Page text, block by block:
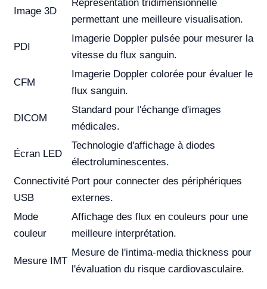
Image 3D
Représentation tridimensionnelle
permettant une meilleure visualisation.
PDI
Imagerie Doppler pulsée pour mesurer la
vitesse du flux sanguin.
CFM
Imagerie Doppler colorée pour évaluer le
flux sanguin.
DICOM
Standard pour l'échange d'images
médicales.
Écran LED
Technologie d'affichage à diodes
électroluminescentes.
Connectivité
USB
Port pour connecter des périphériques
externes.
Mode
couleur
Affichage des flux en couleurs pour une
meilleure interprétation.
Mesure IMT
Mesure de l'intima-media thickness pour
l'évaluation du risque cardiovasculaire.